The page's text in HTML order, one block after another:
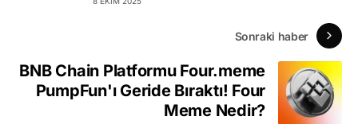
Sonraki haber
BNB Chain Platformu Four.meme
PumpFun'ı Geride Bıraktı! Four
Meme Nedir?